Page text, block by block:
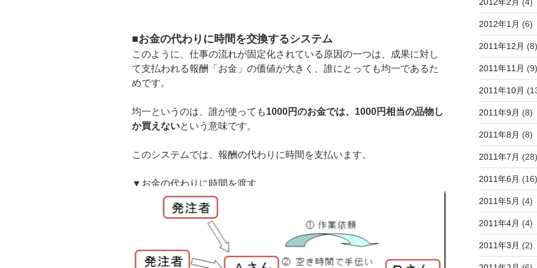
■お金の代わりに時間を交換するシステム
このように、仕事の流れが固定化されている原因の一つは、成果に対し
て支払われる報酬「お金」の価値が大きく、誰にとっても均一であるた
めです。
均一というのは、誰が使っても1000円のお金では、1000円相当の品物し
か買えないという意味です。
このシステムでは、報酬の代わりに時間を支払います。
▼お金の代わりに時間を渡す
2012年1月 (6)
2011年12月 (8)
2011年11月 (9)
2011年10月
2011年9月 (8)
2011年8月 (8)
2011年7月 (28)
2011年6月 (16)
2011年5月 (4)
2011年4月 (4)
2011年3月 (2)